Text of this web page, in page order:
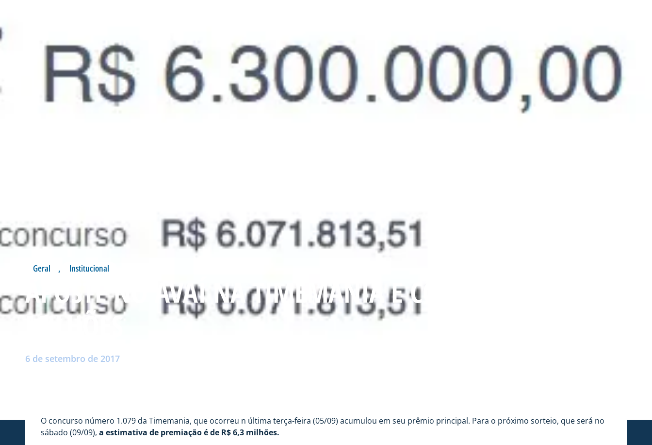
Geral , Institucional
APOSTE NO AVAÍ NA TIMEMANIA E CONCORRA A R$ 6,3
MILHÕES
6 de setembro de 2017
O concurso número 1.079 da Timemania, que ocorreu n última terça-feira (05/09) acumulou em seu prêmio principal. Para o próximo sorteio, que será no
sábado (09/09), a estimativa de premiação é de R$ 6,3 milhões.